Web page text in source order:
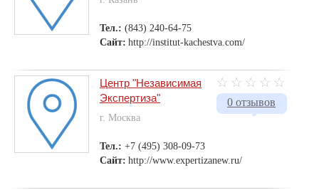
Тел.: (843) 240-64-75
Сайт: http://institut-kachestva.com/
0 отзывов
Центр "Независимая
Экспертиза"
г. Москва
Тел.: +7 (495) 308-09-73
Сайт: http://www.expertizanew.ru/